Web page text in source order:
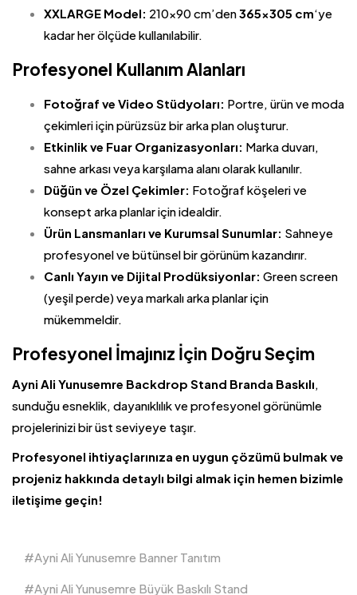
XXLARGE Model: 210×90 cm’den365×305 cm‘ye
kadar her ölçüde kullanılabilir.
Profesyonel Kullanım Alanları
Fotoğraf ve Video Stüdyoları: Portre, ürün ve moda
çekimleri için pürüzsüz bir arka plan oluşturur.
Etkinlik ve Fuar Organizasyonları: Marka duvarı,
sahne arkası veya karşılama alanı olarak kullanılır.
Düğün ve Özel Çekimler: Fotoğraf köşeleri ve
konsept arka planlar için idealdir.
Ürün Lansmanları ve Kurumsal Sunumlar: Sahneye
profesyonel ve bütünsel bir görünüm kazandırır.
Canlı Yayın ve Dijital Prodüksiyonlar: Green screen
(yeşil perde) veya markalı arka planlar için
mükemmeldir.
Profesyonel İmajınız İçin Doğru Seçim
Ayni Ali Yunusemre Backdrop Stand Branda Baskılı,
sunduğu esneklik, dayanıklılık ve profesyonel görünümle
projelerinizi bir üst seviyeye taşır.
Profesyonel ihtiyaçlarınıza en uygun çözümü bulmak ve
projeniz hakkında detaylı bilgi almak için hemen bizimle
iletişime geçin!
Ayni Ali Yunusemre Banner Tanıtım
Ayni Ali Yunusemre Büyük Baskılı Stand